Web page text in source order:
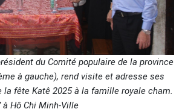
du Comité populaire de la province
à gauche), rend visite et adresse ses
la fête Katê 2025 à la famille royale cham.
Hô Chi Minh-Ville